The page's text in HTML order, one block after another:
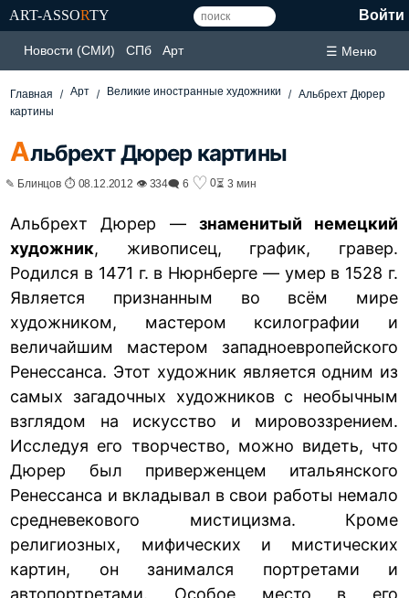
ART-ASSORTY Войти
Новости (СМИ) СПб Арт ☰ Меню
Главная Арт Великие иностранные художники
Альбрехт Дюрер
картины
Альбрехт Дюрер картины
✎ Блинцов ⏱ 08.12.2012 👁 334🗨 6 ♡ 0⏳ 3 мин
Альбрехт Дюрер — знаменитый немецкий
художник, живописец, график, гравер.
Родился в 1471 г. в Нюрнберге — умер в 1528 г.
Является признанным во всём мире
художником, мастером ксилографии и
величайшим мастером западноевропейского
Ренессанса. Этот художник является одним из
самых загадочных художников с необычным
взглядом на искусство и мировоззрением.
Исследуя его творчество, можно видеть, что
Дюрер был приверженцем итальянского
Ренессанса и вкладывал в свои работы немало
средневекового мистицизма. Кроме
религиозных, мифических и мистических
картин, он занимался портретами и
автопортретами. Особое место в его